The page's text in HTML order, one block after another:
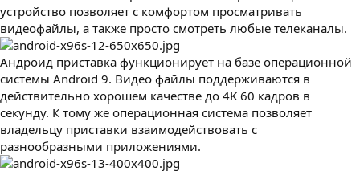
устройство позволяет с комфортом просматривать
видеофайлы, а также просто смотреть любые телеканалы.
Андроид приставка функционирует на базе операционной
системы Android 9. Видео файлы поддерживаются в
действительно хорошем качестве до 4K 60 кадров в
секунду. К тому же операционная система позволяет
владельцу приставки взаимодействовать с
разнообразными приложениями.